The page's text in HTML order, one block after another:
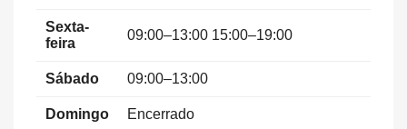
Sexta-
feira
09:00–13:00 15:00–19:00
Sábado 09:00–13:00
Domingo Encerrado